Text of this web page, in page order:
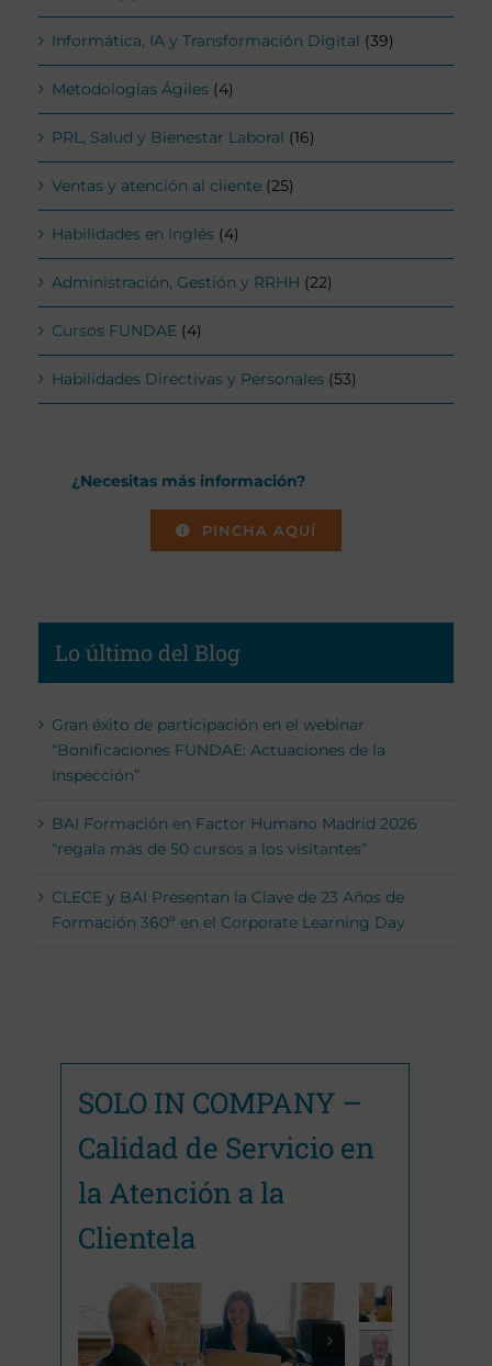
SOLO IN COMPANY –
Calidad de Servicio en
la Atención a la
Clientela

Informática, IA y Transformación Digital (39)
Metodologías Ágiles (4)
PRL, Salud y Bienestar Laboral (16)
Ventas y atención al cliente (25)
Habilidades en Inglés (4)
Administración, Gestión y RRHH (22)
Cursos FUNDAE (4)
Habilidades Directivas y Personales (53)
¿Necesitas más información?
PINCHA AQUÍ
Lo último del Blog
Gran éxito de participación en el webinar
“Bonificaciones FUNDAE: Actuaciones de la
Inspección”
BAI Formación en Factor Humano Madrid 2026
“regala más de 50 cursos a los visitantes”
CLECE y BAI Presentan la Clave de 23 Años de
Formación 360º en el Corporate Learning Day